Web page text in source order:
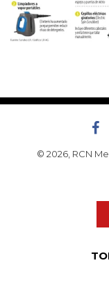
© 2026, RCN